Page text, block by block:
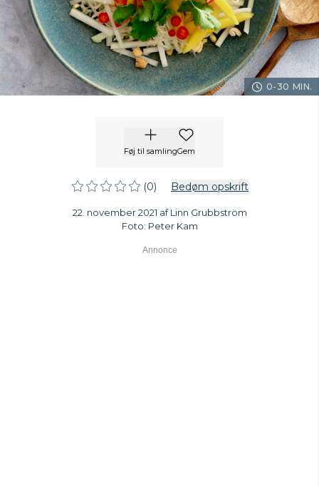
0-30 MIN.
Føj til samlingGem
(0) Bedøm opskrift
22. november 2021 af Linn Grubbström
Foto: Peter Kam